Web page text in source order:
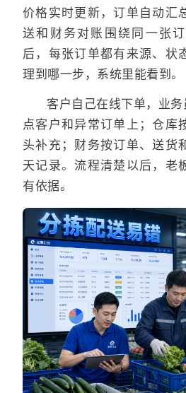
价格实时更新，订单自动汇
送和财务对账围绕同一张
后，每张订单都有来源、状
理到哪一步，系统里能看到。
客户自己在线下单，业
点客户和异常订单上；仓库
头补充；财务按订单、送货
天记录。流程清楚以后，老
有依据。